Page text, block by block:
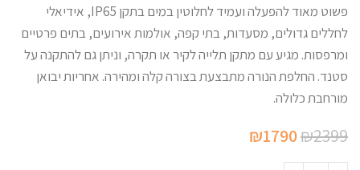
פשוט מאוד להפעלה ועמיד לחלוטין במים בתקן IP65, אידיאלי
לחללים גדולים, מסעדות, בתי קפה, אולמות אירועים, בתים פרטיים
ומרפסות. מגיע עם מתקן תלייה לקיר או תקרה, וניתן גם להתקנה על
סטנד. החלפת הנורה מתבצעת בצורה קלה ומהירה. אחריות יבואן
מורחבת כלולה.
₪2399
המחיר₪1790